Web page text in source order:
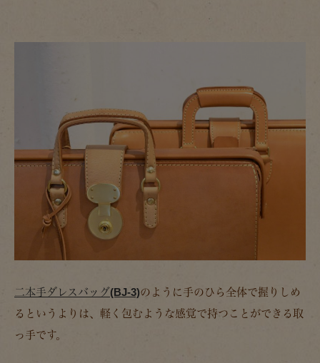
二本手ダレスバッグ(BJ-3)のように手のひら全体で握りしめ
るというよりは、軽く包むような感覚で持つことができる取
っ手です。